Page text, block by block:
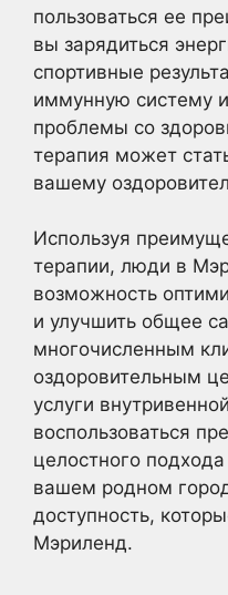
пользоваться ее
вы зарядиться
спортивные
иммунную систему
проблемы со
терапия может
вашему
Используя
терапии, люди в
возможность
и улучшить общее
многочисленным
оздоровительным
услуги
воспользоваться
целостного
вашем родном
доступность,
Мэриленд.